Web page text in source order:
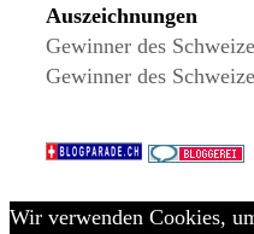
Auszeichnungen
Gewinner des
Gewinner des
Wir verwenden Cookies,